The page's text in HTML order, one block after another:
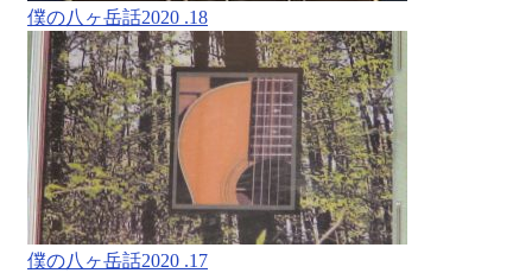
僕の八ヶ岳話2020 .18
僕の八ヶ岳話2020 .17